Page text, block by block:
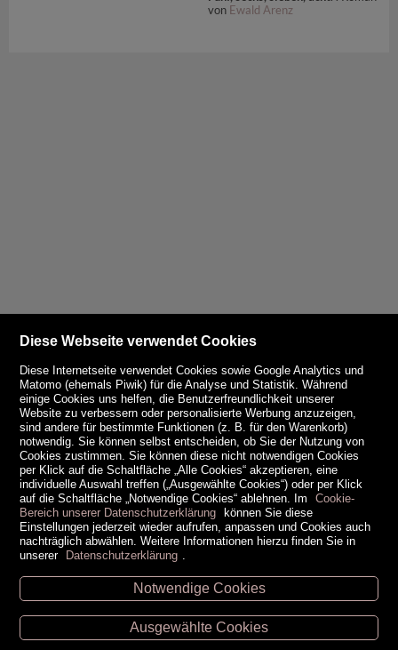
von Ewald Arenz
Unsere Öffnungszeiten
Retz -02942/20433
Diese Webseite verwendet Cookies
Diese Internetseite verwendet Cookies sowie Google Analytics und
Matomo (ehemals Piwik) für die Analyse und Statistik. Während
einige Cookies uns helfen, die Benutzerfreundlichkeit unserer
Website zu verbessern oder personalisierte Werbung anzuzeigen,
sind andere für bestimmte Funktionen (z. B. für den Warenkorb)
notwendig. Sie können selbst entscheiden, ob Sie der Nutzung von
Cookies zustimmen. Sie können diese nicht notwendigen Cookies
per Klick auf die Schaltfläche „Alle Cookies“ akzeptieren, eine
individuelle Auswahl treffen („Ausgewählte Cookies“) oder per Klick
auf die Schaltfläche „Notwendige Cookies“ ablehnen. Im
Cookie-
Bereich unserer Datenschutzerklärung können Sie diese
Einstellungen jederzeit wieder aufrufen, anpassen und Cookies auch
nachträglich abwählen. Weitere Informationen hierzu finden Sie in
unserer Datenschutzerklärung
Notwendige Cookies
Ausgewählte Cookies